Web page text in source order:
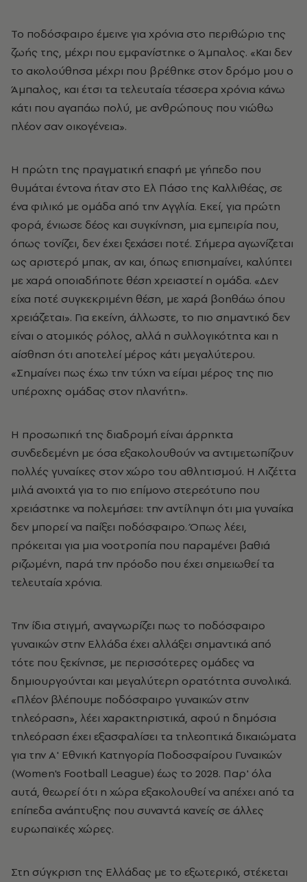
Το ποδόσφαιρο έμεινε για χρόνια στο περιθώριο της
ζωής της, μέχρι που εμφανίστηκε ο Άμπαλος. «Και δεν
το ακολούθησα μέχρι που βρέθηκε στον δρόμο μου ο
Άμπαλος, και έτσι τα τελευταία τέσσερα χρόνια κάνω
κάτι που αγαπάω πολύ, με ανθρώπους που νιώθω
πλέον σαν οικογένεια».
Η πρώτη της πραγματική επαφή με γήπεδο που
θυμάται έντονα ήταν στο Ελ Πάσο της Καλλιθέας, σε
ένα φιλικό με ομάδα από την Αγγλία. Εκεί, για πρώτη
φορά, ένιωσε δέος και συγκίνηση, μια εμπειρία που,
όπως τονίζει, δεν έχει ξεχάσει ποτέ. Σήμερα αγωνίζεται
ως αριστερό μπακ, αν και, όπως επισημαίνει, καλύπτει
με χαρά οποιαδήποτε θέση χρειαστεί η ομάδα. «Δεν
είχα ποτέ συγκεκριμένη θέση, με χαρά βοηθάω όπου
χρειάζεται». Για εκείνη, άλλωστε, το πιο σημαντικό δεν
είναι ο ατομικός ρόλος, αλλά η συλλογικότητα και η
αίσθηση ότι αποτελεί μέρος κάτι μεγαλύτερου.
«Σημαίνει πως έχω την τύχη να είμαι μέρος της πιο
υπέροχης ομάδας στον πλανήτη».
Η προσωπική της διαδρομή είναι άρρηκτα
συνδεδεμένη με όσα εξακολουθούν να αντιμετωπίζουν
πολλές γυναίκες στον χώρο του αθλητισμού. Η Λιζέττα
μιλά ανοιχτά για το πιο επίμονο στερεότυπο που
χρειάστηκε να πολεμήσει: την αντίληψη ότι μια γυναίκα
δεν μπορεί να παίξει ποδόσφαιρο. Όπως λέει,
πρόκειται για μια νοοτροπία που παραμένει βαθιά
ριζωμένη, παρά την πρόοδο που έχει σημειωθεί τα
τελευταία χρόνια.
Την ίδια στιγμή, αναγνωρίζει πως το ποδόσφαιρο
γυναικών στην Ελλάδα έχει αλλάξει σημαντικά από
τότε που ξεκίνησε, με περισσότερες ομάδες να
δημιουργούνται και μεγαλύτερη ορατότητα συνολικά.
«Πλέον βλέπουμε ποδόσφαιρο γυναικών στην
τηλεόραση», λέει χαρακτηριστικά, αφού η δημόσια
τηλεόραση έχει εξασφαλίσει τα τηλεοπτικά δικαιώματα
για την Α' Εθνική Κατηγορία Ποδοσφαίρου Γυναικών
(Women's Football League) έως το 2028. Παρ' όλα
αυτά, θεωρεί ότι η χώρα εξακολουθεί να απέχει από τα
επίπεδα ανάπτυξης που συναντά κανείς σε άλλες
ευρωπαϊκές χώρες.
Στη σύγκριση της Ελλάδας με το εξωτερικό, στέκεται